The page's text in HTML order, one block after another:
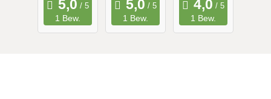
Reichweit
e
1 Bew.
Range
1 Bew. 1 Bew.